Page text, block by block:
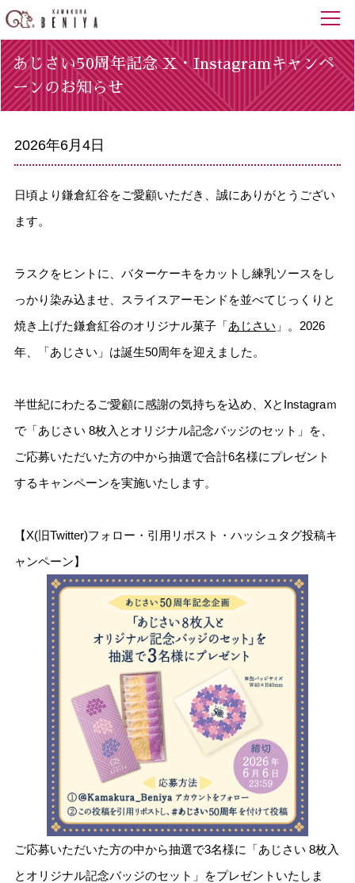
あじさい50周年記念 X・Instagramキャンペ
ーンのお知らせ
2026年6月4日
日頃より鎌倉紅谷をご愛顧いただき、誠にありがとうござい
ます。
ラスクをヒントに、バターケーキをカットし練乳ソースをし
っかり染み込ませ、スライスアーモンドを並べてじっくりと
焼き上げた鎌倉紅谷のオリジナル菓子「あじさい 」。2026
年、「あじさい」は誕生50周年を迎えました。
半世紀にわたるご愛顧に感謝の気持ちを込め、XとInstagraｍ
で「あじさい 8枚入とオリジナル記念バッジのセット」を、
ご応募いただいた方の中から抽選で合計6名様にプレゼント
するキャンペーンを実施いたします。
【X(旧Twitter)フォロー・引用リポスト・ハッシュタグ投稿キ
ャンペーン】
ご応募いただいた方の中から抽選で3名様に「あじさい 8枚入
とオリジナル記念バッジのセット」をプレゼントいたしま